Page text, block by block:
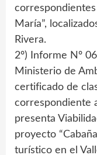
María”,
Rivera.
2º) Informe Nº
Ministerio de
certificado de
correspondiente
presenta
proyecto
turístico en el